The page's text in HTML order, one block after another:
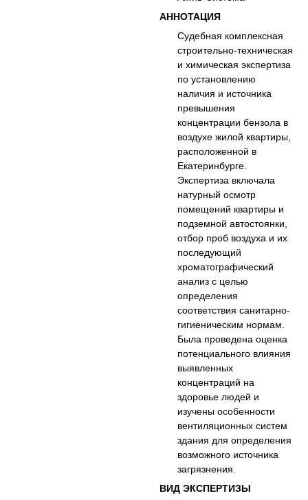
АННОТАЦИЯ
Судебная комплексная
строительно-техническая
и химическая экспертиза
по установлению
наличия и источника
превышения
концентрации бензола в
воздухе жилой квартиры,
расположенной в
Екатеринбурге.
Экспертиза включала
натурный осмотр
помещений квартиры и
подземной автостоянки,
отбор проб воздуха и их
последующий
хроматографический
анализ с целью
определения
соответствия санитарно-
гигиеническим нормам.
Была проведена оценка
потенциального влияния
выявленных
концентраций на
здоровье людей и
изучены особенности
вентиляционных систем
здания для определения
возможного источника
загрязнения.
ВИД ЭКСПЕРТИЗЫ